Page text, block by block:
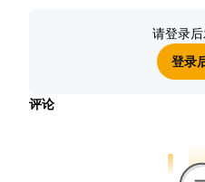
请登录
登录
评论